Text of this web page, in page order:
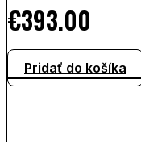
€393.00
Pridať do košíka